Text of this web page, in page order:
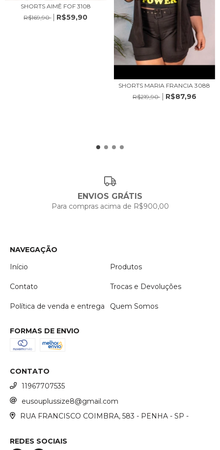
SHORTS AIMÊ FOF 3108
R$169,90
R$59,90
SHORTS MARIA FRANCIA 3088
R$219,90
R$87,96
ENVIOS GRÁTIS
Para compras acima de R$900,00
NAVEGAÇÃO
Início
Produtos
Contato Trocas e Devoluções
Política de venda e entrega Quem Somos
FORMAS DE ENVIO
CONTATO
11967707535
eusouplussize8@gmail.com
RUA FRANCISCO COIMBRA, 583 - PENHA - SP -
REDES SOCIAIS